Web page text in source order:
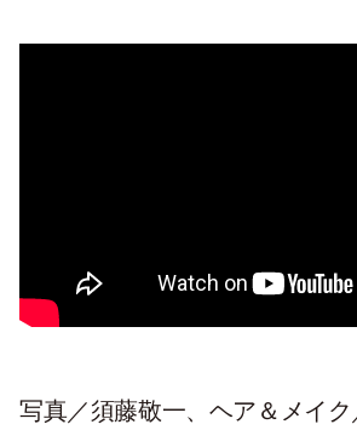
写真／須藤敬一、ヘア＆メイク